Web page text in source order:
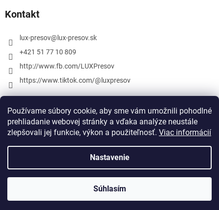
Používame súbory cookie, aby sme vám umožnili pohodlné
prehliadanie webovej stránky a vďaka analýze neustále
zlepšovali jej funkcie, výkon a použiteľnosť. Viac informácií
Nastavenie
Súhlasím
Kontakt
lux-presov@ lux-presov.sk
+421 51 77 10 809
http://www.fb.com/LUXPresov
https://www.tiktok.com/@luxpresov
Vytvoril Shoptet
lux-presov.sk. Všetky práva vyhradené.